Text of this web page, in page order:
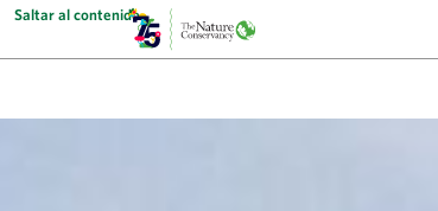
Saltar al contenido